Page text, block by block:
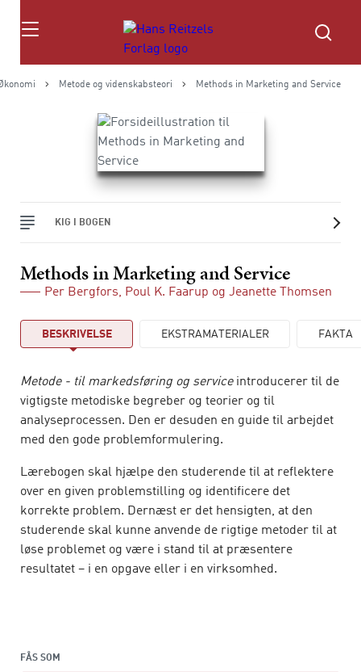
Søg
Metode og videnskabsteori Methods in Marketing and Service
KIG I BOGEN
Methods in Marketing and Service
Per Bergfors, Poul K. Faarup og Jeanette Thomsen
BESKRIVELSE EKSTRAMATERIALER FAKTA
Metode - til markedsføring og serviceintroducerer til de
vigtigste metodiske begreber og teorier og til
analyseprocessen. Den er desuden en guide til arbejdet
med den gode problemformulering.
Lærebogen skal hjælpe den studerende til at reflektere
over en given problemstilling og identificere det
korrekte problem. Dernæst er det hensigten, at den
studerende skal kunne anvende de rigtige metoder til at
løse problemet og være i stand til at præsentere
resultatet – i en opgave eller i en virksomhed.
analyseprocessen og undersøgelsesdesign, kvantitative
FÅS SOM